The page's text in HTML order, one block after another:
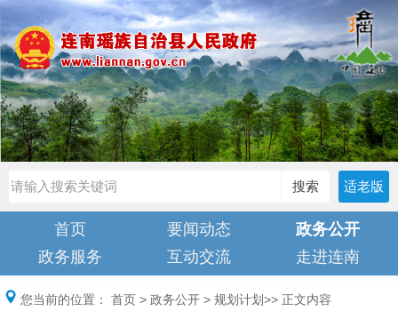
搜索 适老版
首页 要闻动态
政务公开
政务服务
互动交流 走进连南
您当前的位置： 首页 > 政务公开 > 规划计划>> 正文内容